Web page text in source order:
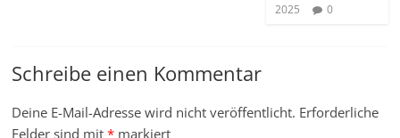
2025
0
Schreibe einen Kommentar
Deine E-Mail-Adresse wird nicht veröffentlicht. Erforderliche
Felder sind mit* markiert